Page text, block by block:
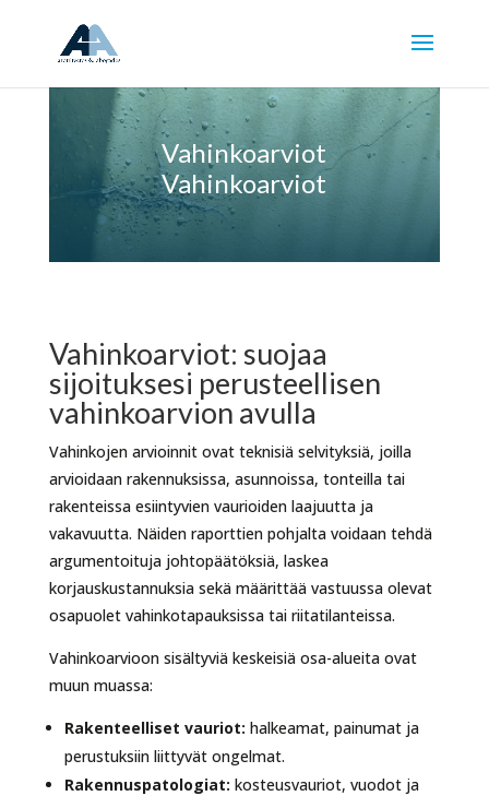
Vahinkoarviot
Vahinkoarviot
Vahinkoarviot: suojaa
sijoituksesi perusteellisen
vahinkoarvion avulla
Vahinkojen arvioinnit ovat teknisiä selvityksiä, joilla
arvioidaan rakennuksissa, asunnoissa, tonteilla tai
rakenteissa esiintyvien vaurioiden laajuutta ja
vakavuutta. Näiden raporttien pohjalta voidaan tehdä
argumentoituja johtopäätöksiä, laskea
korjauskustannuksia sekä määrittää vastuussa olevat
osapuolet vahinkotapauksissa tai riitatilanteissa.
Vahinkoarvioon sisältyviä keskeisiä osa-alueita ovat
muun muassa:
Rakenteelliset vauriot: halkeamat, painumat ja
perustuksiin liittyvät ongelmat.
Rakennuspatologiat: kosteusvauriot, vuodot ja